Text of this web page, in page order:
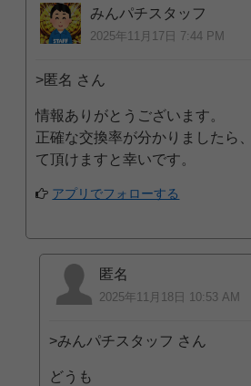
みんパチスタッフ
2025年11月17日 7:44 PM
>匿名 さん
情報ありがとうございます。
正確な交換率が分かりましたら
て頂けますと幸いです。
アプリでフォローする
匿名
2025年11月18日 10:53 AM
>みんパチスタッフ さん
どうも